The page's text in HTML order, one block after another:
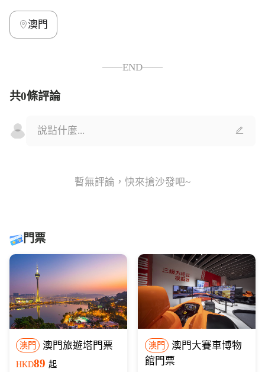
澳門
——END——
共0條評論
暫無評論，快來搶沙發吧~
門票
澳門 澳門旅遊塔門票
HKD89 起
澳門
澳門大賽車博物
館門票